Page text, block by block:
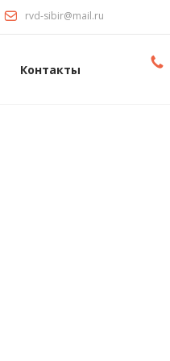
rvd-sibir@mail.ru
Контакты